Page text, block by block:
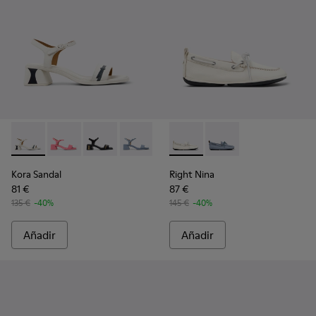
Kora Sandal - K201914-003 - Sandalias de piel blancas para
Kora Sandal - K201914-005
Kora Sandal - K201914-004
Kora Sandal - K201914-002
Kora Sandal - K201914-001
Kora Sandal
81 €
135 € -40%
Añadir
Right Nina - K201848-004 -
Right Nina -
Right Nina
87 €
145 € -40%
Añadir